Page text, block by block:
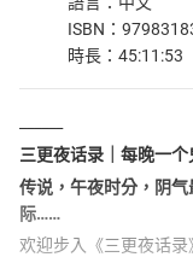
ISBN：
時長：45:11:53
三更夜话录｜每晚一个
传说，午夜时分，阴
际……
欢迎步入《三更夜话录